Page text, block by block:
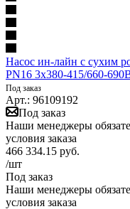
Насос ин-лайн с сухим
PN16 3х380-415/660-
Под заказ
Арт.: 96109192
Под заказ
Наши менеджеры
условия заказа
466 334.15 руб.
/шт
Под заказ
Наши менеджеры
условия заказа